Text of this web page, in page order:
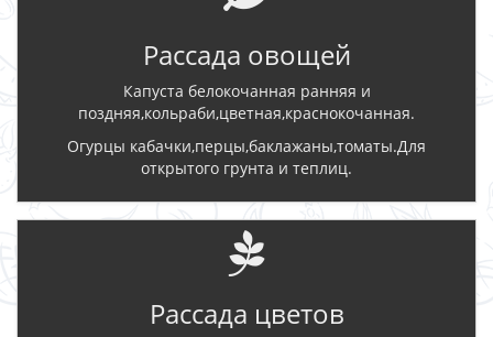
Рассада овощей
Капуста белокочанная ранняя и
поздняя,кольраби,цветная,краснокочанная.
Огурцы кабачки,перцы,баклажаны,томаты.Для
открытого грунта и теплиц.
Рассада цветов